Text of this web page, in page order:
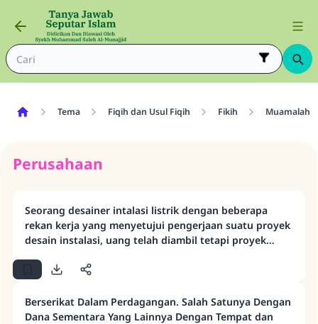
Tema Fiqih dan Usul Fiqih Fikih Muamalah
Perusahaan
Seorang desainer intalasi listrik dengan beberapa
rekan kerja yang menyetujui pengerjaan suatu proyek
desain instalasi, uang telah diambil tetapi proyek
mau ikut bertanggung jawab
Berserikat Dalam Perdagangan. Salah Satunya Dengan
Dana Sementara Yang Lainnya Dengan Tempat dan